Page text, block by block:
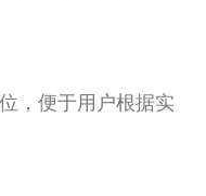
，便于用户根据实